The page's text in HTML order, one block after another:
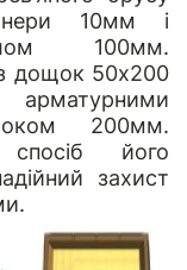
10мм і
100мм.
дощок 50х200
200мм.
його
захист